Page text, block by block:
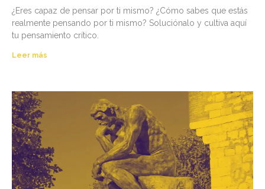
¿Eres capaz de pensar por ti mismo? ¿Cómo sabes que estás
realmente pensando por ti mismo? Soluciónalo y cultiva aquí
tu pensamiento crítico.
Leer más